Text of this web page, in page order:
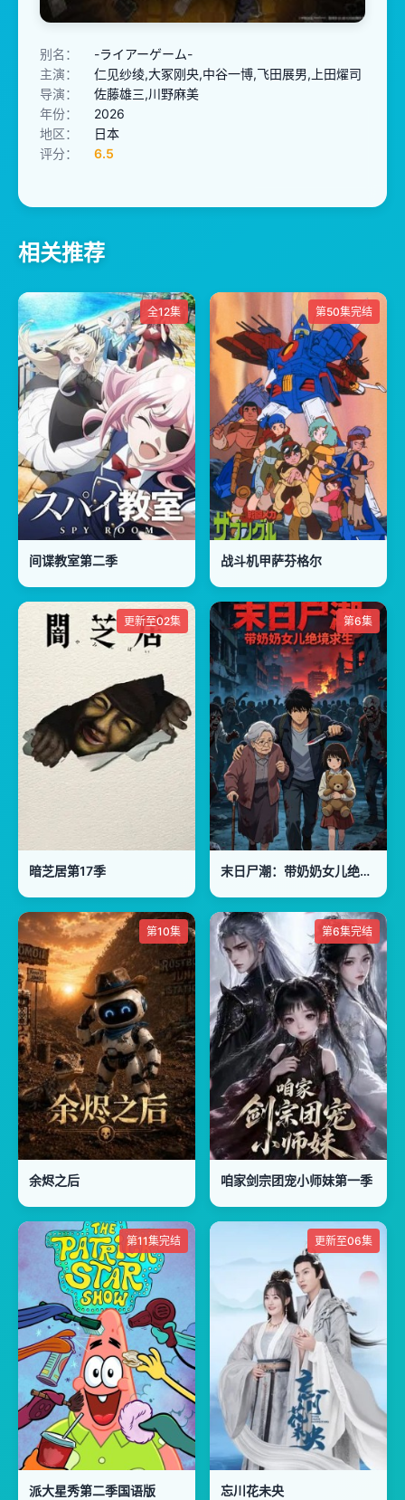
别名：
-ライアーゲーム-
主演：
仁见纱绫,大冢刚央,中谷一博,飞田展男,上田燿司
导演：
佐藤雄三,川野麻美
年份：
2026
地区：
日本
评分：
6.5
相关推荐
全12集
间谍教室第二季
第50集完结
战斗机甲萨芬格尔
更新至02集
暗芝居第17季
第6集
末日尸潮：带奶奶女儿绝境求生
第10集
余烬之后
第6集完结
咱家剑宗团宠小师妹第一季
第11集完结
派大星秀第二季国语版
更新至06集
忘川花未央